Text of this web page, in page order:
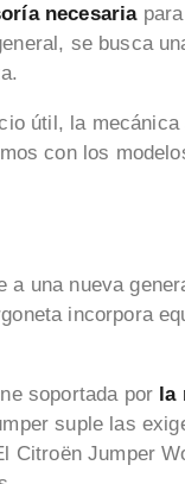
necesaria
se busca
útil, la
con los
a una nueva
incorpora
soportada por
suple las
Citroën Jumper